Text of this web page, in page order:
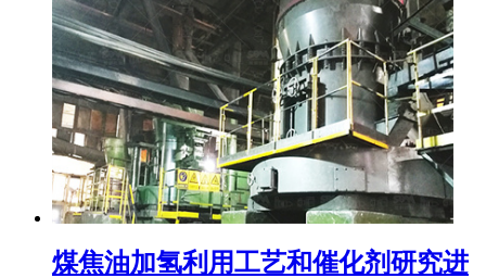
煤焦油加氢利用工艺和催化剂研究进